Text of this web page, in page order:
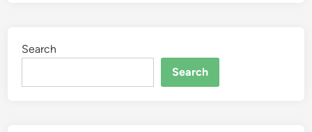
i
Search
Search